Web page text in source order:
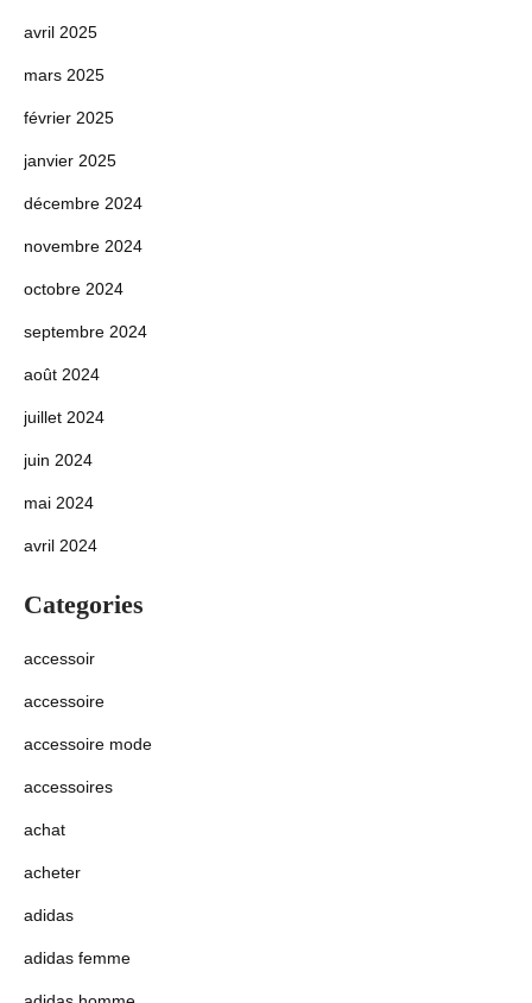
avril 2025
mars 2025
février 2025
janvier 2025
décembre 2024
novembre 2024
octobre 2024
septembre 2024
août 2024
juillet 2024
juin 2024
mai 2024
avril 2024
Categories
accessoir
accessoire
accessoire mode
accessoires
achat
acheter
adidas
adidas femme